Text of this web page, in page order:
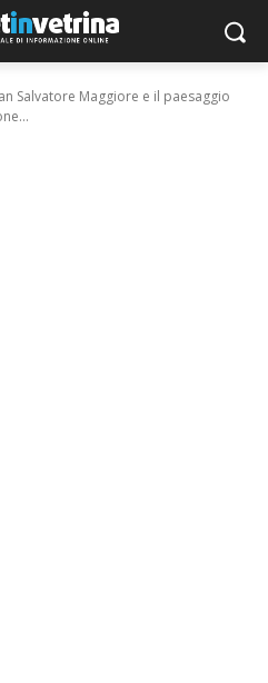
Salvatore Maggiore e il paesaggio